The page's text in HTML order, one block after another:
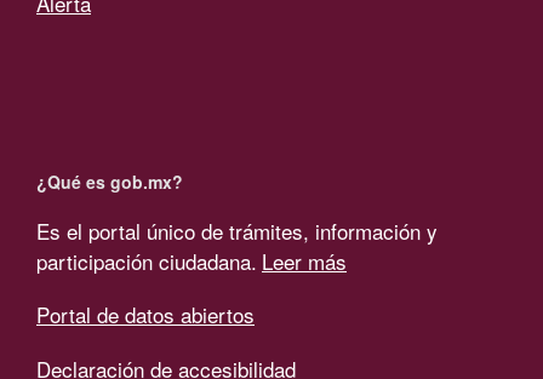
¿Qué es gob.mx?
Es el portal único de trámites, información y
participación ciudadana. Leer más
Portal de datos abiertos
Declaración de accesibilidad